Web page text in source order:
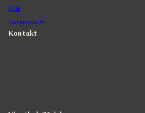
AGB
Datenschutz
Kontakt